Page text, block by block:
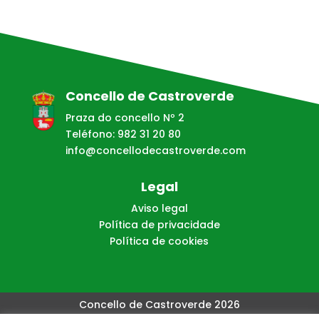
Concello de Castroverde
Praza do concello Nº 2
Teléfono: 982 31 20 80
info@concellodecastroverde.com
Legal
Aviso legal
Política de privacidade
Política de cookies
Concello de Castroverde 2026